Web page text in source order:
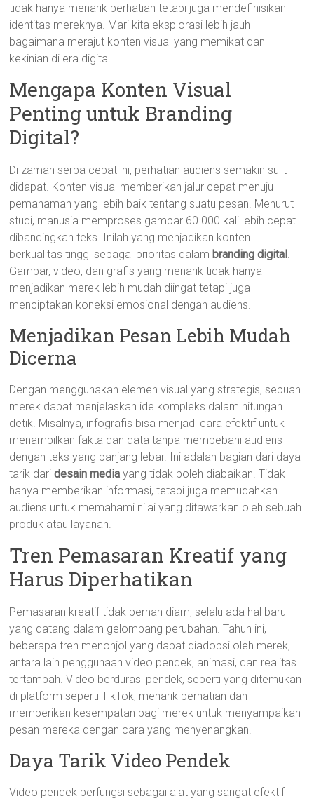
tidak hanya menarik perhatian tetapi juga mendefinisikan
identitas mereknya. Mari kita eksplorasi lebih jauh
bagaimana merajut konten visual yang memikat dan
kekinian di era digital.
Mengapa Konten Visual
Penting untuk Branding
Digital?
Di zaman serba cepat ini, perhatian audiens semakin sulit
didapat. Konten visual memberikan jalur cepat menuju
pemahaman yang lebih baik tentang suatu pesan. Menurut
studi, manusia memproses gambar 60.000 kali lebih cepat
dibandingkan teks. Inilah yang menjadikan konten
berkualitas tinggi sebagai prioritas dalam branding digital.
Gambar, video, dan grafis yang menarik tidak hanya
menjadikan merek lebih mudah diingat tetapi juga
menciptakan koneksi emosional dengan audiens.
Menjadikan Pesan Lebih Mudah
Dicerna
Dengan menggunakan elemen visual yang strategis, sebuah
merek dapat menjelaskan ide kompleks dalam hitungan
detik. Misalnya, infografis bisa menjadi cara efektif untuk
menampilkan fakta dan data tanpa membebani audiens
dengan teks yang panjang lebar. Ini adalah bagian dari daya
tarik daridesain media yang tidak boleh diabaikan. Tidak
hanya memberikan informasi, tetapi juga memudahkan
audiens untuk memahami nilai yang ditawarkan oleh sebuah
produk atau layanan.
Tren Pemasaran Kreatif yang
Harus Diperhatikan
Pemasaran kreatif tidak pernah diam, selalu ada hal baru
yang datang dalam gelombang perubahan. Tahun ini,
beberapa tren menonjol yang dapat diadopsi oleh merek,
antara lain penggunaan video pendek, animasi, dan realitas
tertambah. Video berdurasi pendek, seperti yang ditemukan
di platform seperti TikTok, menarik perhatian dan
memberikan kesempatan bagi merek untuk menyampaikan
pesan mereka dengan cara yang menyenangkan.
Daya Tarik Video Pendek
Video pendek berfungsi sebagai alat yang sangat efektif